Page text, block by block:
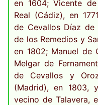
en 1604; Vicente
Real (Cádiz), en
de Cevallos Díaz de
de los Remedios y
en 1802; Manuel de
Melgar de
de Cevallos y
(Madrid), en 1803,
vecino de Talavera,